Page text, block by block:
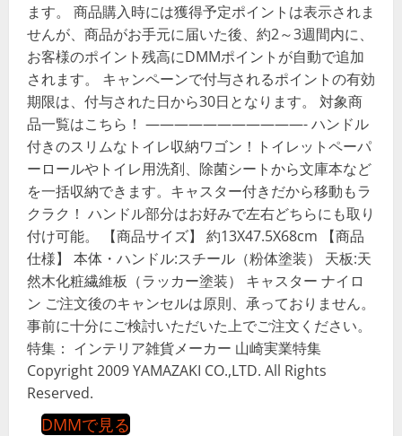
ます。 商品購入時には獲得予定ポイントは表示されま
せんが、商品がお手元に届いた後、約2～3週間内に、
お客様のポイント残高にDMMポイントが自動で追加
されます。 キャンペーンで付与されるポイントの有効
期限は、付与された日から30日となります。 対象商
品一覧はこちら！ ———————————- ハンドル
付きのスリムなトイレ収納ワゴン！トイレットペーパ
ーロールやトイレ用洗剤、除菌シートから文庫本など
を一括収納できます。キャスター付きだから移動もラ
クラク！ ハンドル部分はお好みで左右どちらにも取り
付け可能。 【商品サイズ】 約13X47.5X68cm 【商品
仕様】 本体・ハンドル:スチール（粉体塗装） 天板:天
然木化粧繊維板（ラッカー塗装） キャスター ナイロ
ン ご注文後のキャンセルは原則、承っておりません。
事前に十分にご検討いただいた上でご注文ください。
特集： インテリア雑貨メーカー 山崎実業特集
Copyright 2009 YAMAZAKI CO.,LTD. All Rights
Reserved.
DMMで見る